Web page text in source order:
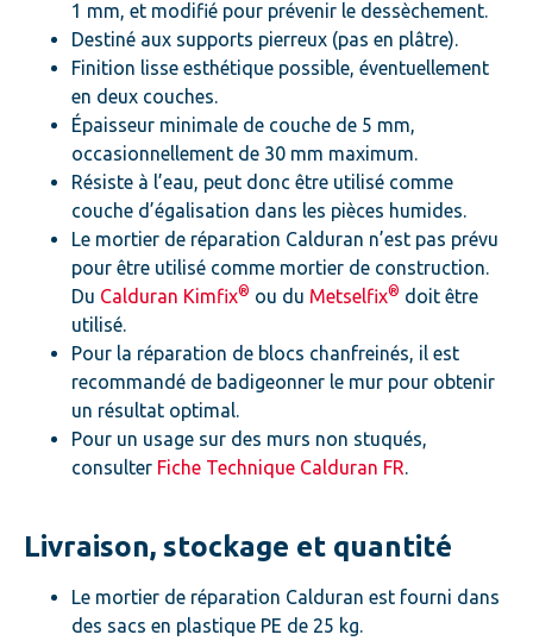
1 mm, et modifié pour prévenir le dessèchement.
Destiné aux supports pierreux (pas en plâtre).
Finition lisse esthétique possible, éventuellement
en deux couches.
Épaisseur minimale de couche de 5 mm,
occasionnellement de 30 mm maximum.
Résiste à l’eau, peut donc être utilisé comme
couche d’égalisation dans les pièces humides.
Le mortier de réparation Calduran n’est pas prévu
pour être utilisé comme mortier de construction.
Du Calduran Kimfix® ou du Metselfix® doit être
utilisé.
Pour la réparation de blocs chanfreinés, il est
recommandé de badigeonner le mur pour obtenir
un résultat optimal.
Pour un usage sur des murs non stuqués,
consulter Fiche Technique Calduran FR.
Livraison, stockage et quantité
Le mortier de réparation Calduran est fourni dans
des sacs en plastique PE de 25 kg.